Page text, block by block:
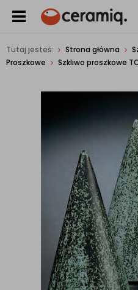
Tutaj jesteś: Strona główna
Proszkowe
Szkliwo proszkowe